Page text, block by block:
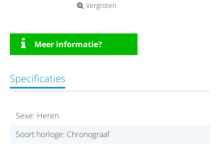
Vergroten
Meer informatie?
Specificaties
Sexe: Heren
Soort horloge: Chronograaf